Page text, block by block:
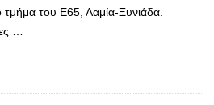
τμήμα του Ε65, Λαμία-Ξυνιάδα.
…